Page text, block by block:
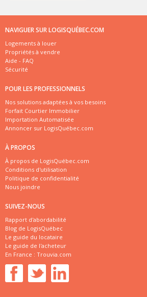
NAVIGUER SUR LOGISQUÉBEC.COM
Logements à louer
Propriétés à vendre
Aide - FAQ
Sécurité
POUR LES PROFESSIONNELS
Nos solutions adaptées à vos besoins
Forfait Courtier Immobilier
Importation Automatisée
Annoncer sur LogisQuébec.com
À PROPOS
À propos de LogisQuébec.com
Conditions d'utilisation
Politique de confidentialité
Nous joindre
SUIVEZ-NOUS
Rapport d'abordabilité
Blog de LogisQuébec
Le guide du locataire
Le guide de l'acheteur
En France : Trouvia.com